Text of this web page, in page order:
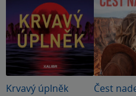
Krvavý úplněk Čest